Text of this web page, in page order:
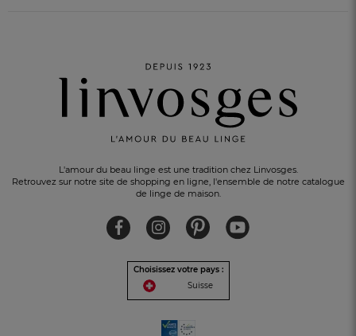
L'amour du beau linge est une tradition chez Linvosges.
Retrouvez sur notre site de shopping en ligne, l'ensemble de notre catalogue
de linge de maison.
Choisissez votre pays :
Suisse